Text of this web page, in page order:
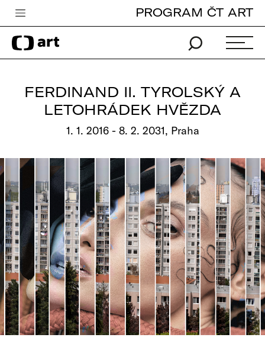
Česká televize
Zpravodajství
Vše o ČT
PROGRAM ČT ART
FERDINAND II. TYROLSKÝ A
LETOHRÁDEK HVĚZDA
1. 1. 2016 - 8. 2. 2031, Praha